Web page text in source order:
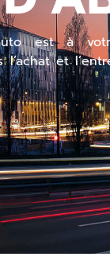
est à
et